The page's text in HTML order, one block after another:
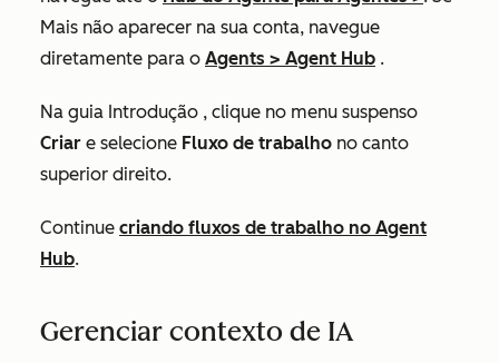
Mais não aparecer na sua conta, navegue
diretamente para o Agents > Agent Hub .
Na guia Introdução , clique no menu suspenso
Criar e selecione Fluxo de trabalho no canto
superior direito.
Continue criando fluxos de trabalho no Agent
Hub.
Gerenciar contexto de IA